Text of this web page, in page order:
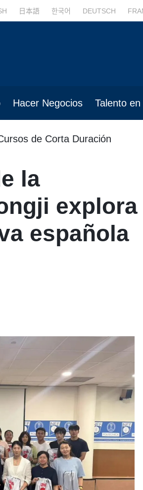
日本語 한국어 DEUTSCH
Hacer Negocios Talento
de Corta Duración
la
explora
española